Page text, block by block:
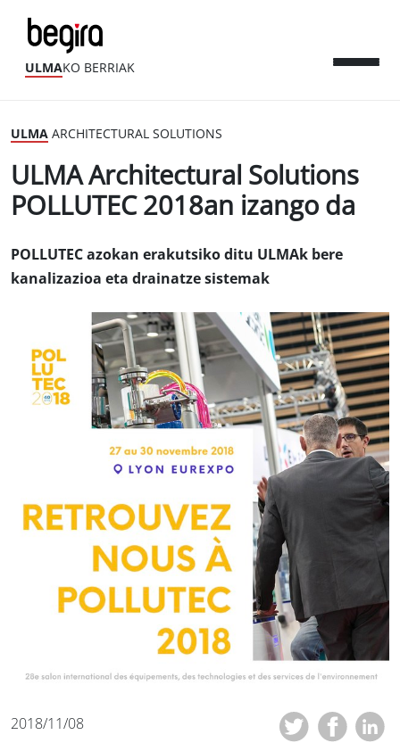
ULMAKO BERRIAK
ULMA ARCHITECTURAL SOLUTIONS
ULMA Architectural Solutions
POLLUTEC 2018an izango da
POLLUTEC azokan erakutsiko ditu ULMAk bere
kanalizazioa eta drainatze sistemak
2018/11/08